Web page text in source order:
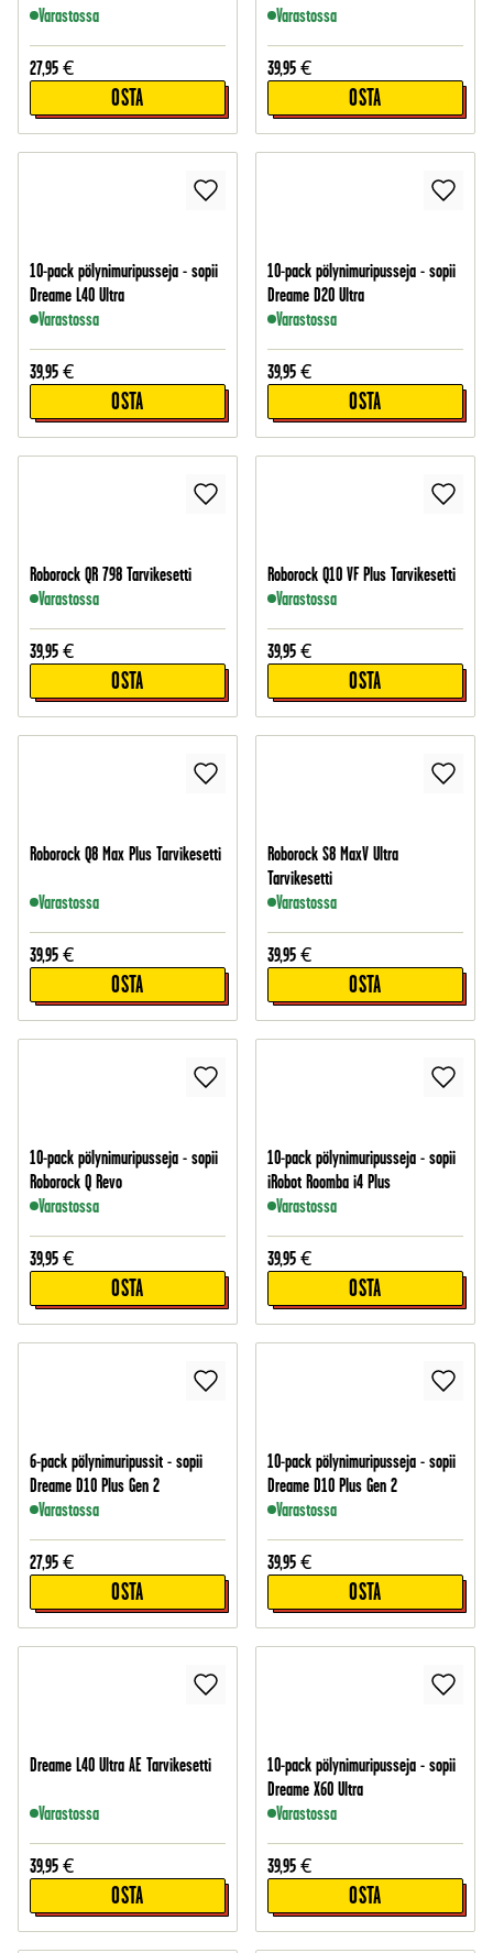
Varastossa
27,95 €
OSTA
Varastossa
39,95 €
OSTA
10-pack pölynimuripusseja - sopii
Dreame L40 Ultra
Varastossa
39,95 €
OSTA
10-pack pölynimuripusseja - sopii
Dreame D20 Ultra
Varastossa
39,95 €
OSTA
Roborock QR 798 Tarvikesetti
Varastossa
39,95 €
OSTA
Roborock Q10 VF Plus Tarvikesetti
Varastossa
39,95 €
OSTA
Roborock Q8 Max Plus Tarvikesetti
Varastossa
39,95 €
OSTA
Roborock S8 MaxV Ultra
Tarvikesetti
Varastossa
39,95 €
OSTA
10-pack pölynimuripusseja - sopii
Roborock Q Revo
Varastossa
39,95 €
OSTA
10-pack pölynimuripusseja - sopii
iRobot Roomba i4 Plus
Varastossa
39,95 €
OSTA
6-pack pölynimuripussit - sopii
Dreame D10 Plus Gen 2
Varastossa
27,95 €
OSTA
10-pack pölynimuripusseja - sopii
Dreame D10 Plus Gen 2
Varastossa
39,95 €
OSTA
Dreame L40 Ultra AE Tarvikesetti
Varastossa
39,95 €
OSTA
10-pack pölynimuripusseja - sopii
Dreame X60 Ultra
Varastossa
39,95 €
OSTA